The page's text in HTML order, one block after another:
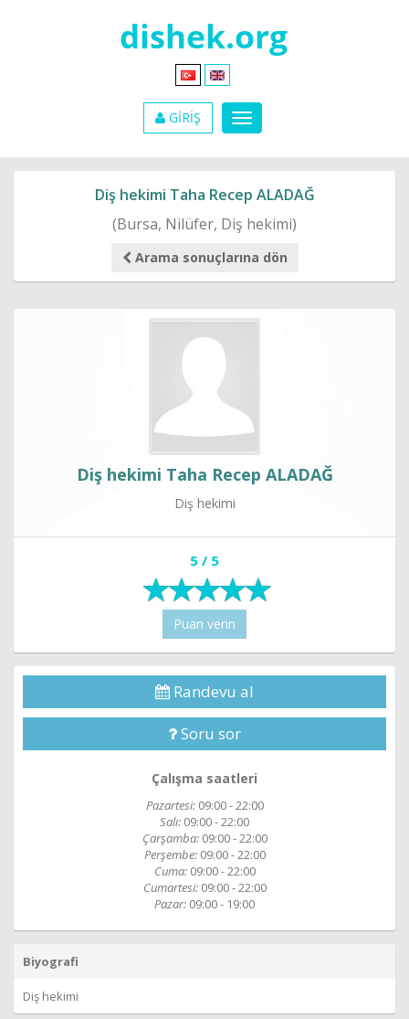
GİRİŞ
Diş hekimi Taha Recep ALADAĞ
(Bursa, Nilüfer, Diş hekimi)
Arama sonuçlarına dön
Diş hekimi Taha Recep ALADAĞ
Diş hekimi
5 / 5
Puan verin
Randevu al
Soru sor
Çalışma saatleri
Pazartesi: 09:00 - 22:00
Salı: 09:00 - 22:00
Çarşamba: 09:00 - 22:00
Perşembe: 09:00 - 22:00
Cuma: 09:00 - 22:00
Cumartesi: 09:00 - 22:00
Pazar: 09:00 - 19:00
Biyografi
Diş hekimi